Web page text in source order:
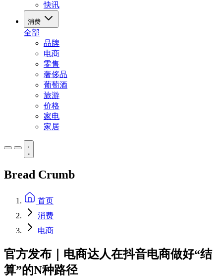
快讯
消费
全部
品牌
电商
零售
奢侈品
葡萄酒
旅游
价格
家电
家居
Bread Crumb
首页
消费
电商
官方发布｜电商达人在抖音电商做好“结
算”的N种路径